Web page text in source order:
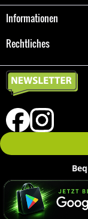
Informationen
Rechtliches